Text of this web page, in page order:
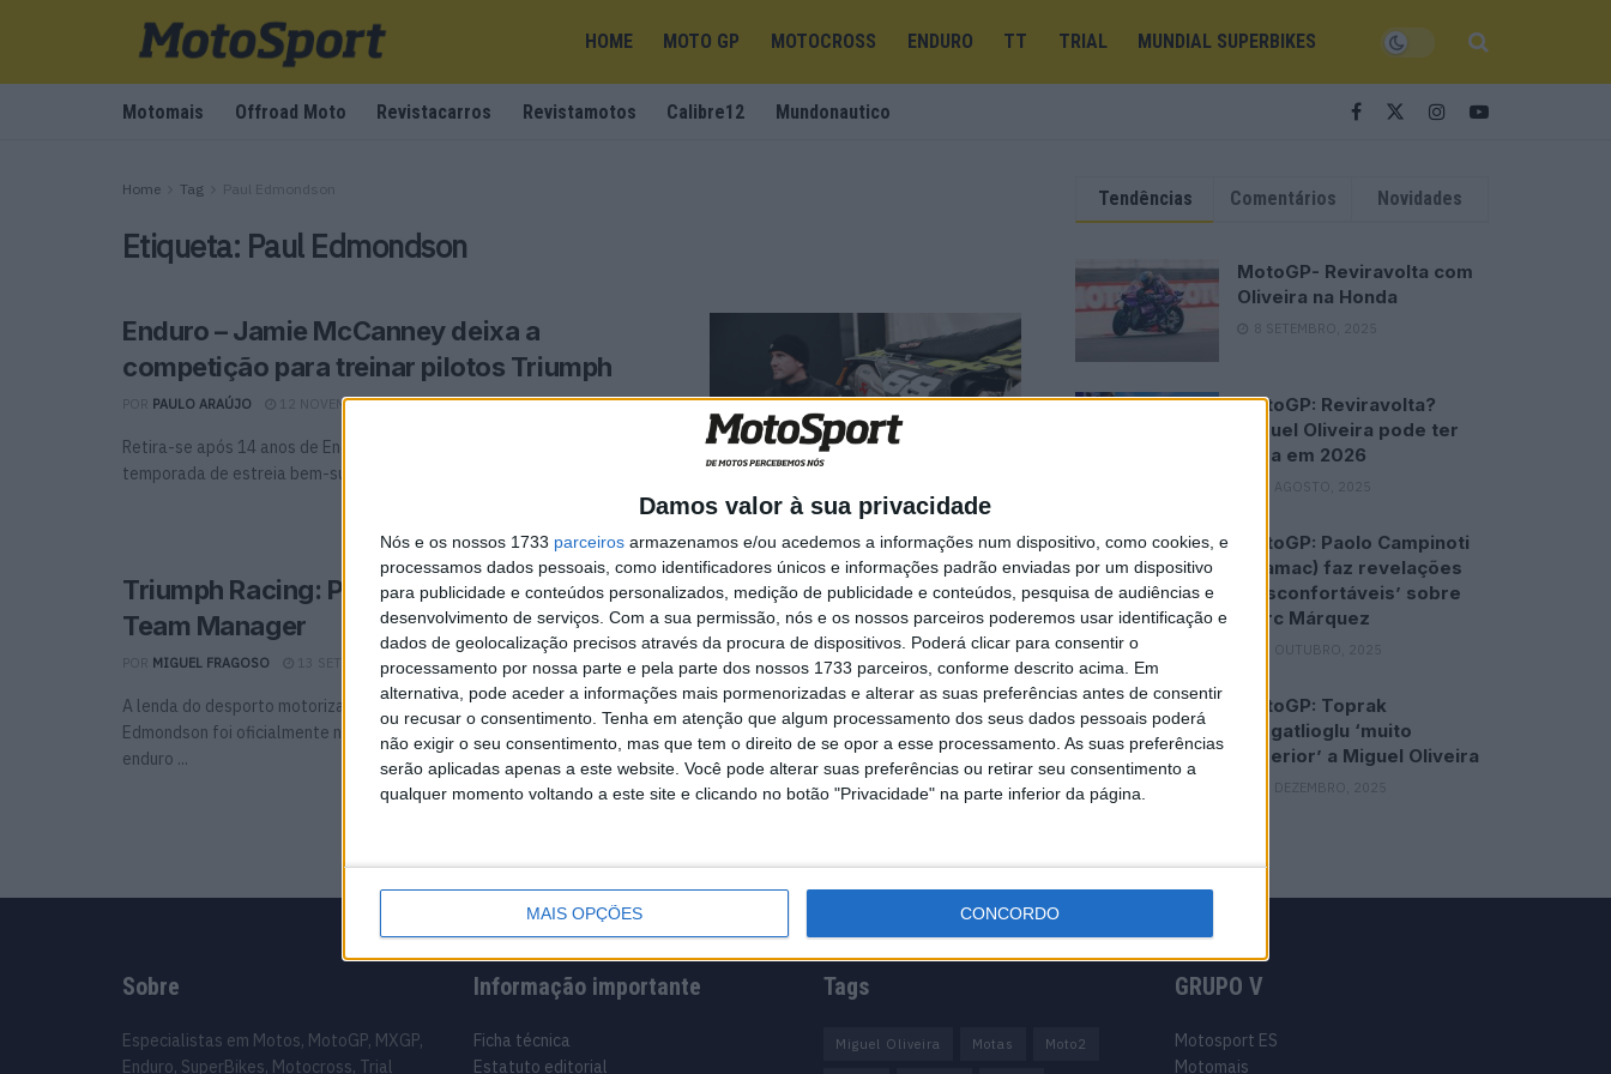
Damos valor à sua privacidade
Nós e os nossos 1733 parceiros armazenamos e/ou acedemos a informações num dispositivo, como cookies, e
processamos dados pessoais, como identificadores únicos e informações padrão enviadas por um dispositivo
para publicidade e conteúdos personalizados, medição de publicidade e conteúdos, pesquisa de audiências e
desenvolvimento de serviços. Com a sua permissão, nós e os nossos parceiros poderemos usar identificação e
dados de geolocalização precisos através da procura de dispositivos. Poderá clicar para consentir o
processamento por nossa parte e pela parte dos nossos 1733 parceiros, conforme descrito acima. Em
alternativa, pode aceder a informações mais pormenorizadas e alterar as suas preferências antes de consentir
ou recusar o consentimento. Tenha em atenção que algum processamento dos seus dados pessoais poderá
não exigir o seu consentimento, mas que tem o direito de se opor a esse processamento. As suas preferências
serão aplicadas apenas a este website. Você pode alterar suas preferências ou retirar seu consentimento a
qualquer momento voltando a este site e clicando no botão "Privacidade" na parte inferior da página.
MAIS OPÇÕES CONCORDO
HOME MOTO GP MOTOCROSS ENDURO TT TRIAL MUNDIAL SUPERBIKES
Motomais Offroad Moto Revistacarros Revistamotos Calibre12 Mundonautico
Home Tag Paul Edmondson
Etiqueta: Paul Edmondson
Enduro – Jamie McCanney deixa a
competição para treinar pilotos Triumph
PAULO ARAÚJO 12 NOVEMBRO, 2025 0
Retira-se após 14 anos de Enduro para papel de coach Após uma
temporada de estreia bem-sucedida com a equipa Triumph ...
Triumph Racing: Paul Edmondson nomeado
Team Manager
MIGUEL FRAGOSO 13 SETEMBRO, 2024 0
A lenda do desporto motorizado e antigo campeão mundial Paul
Edmondson foi oficialmente nomeado Team Manager do programa de
enduro ...
Tendências Comentários Novidades
MotoGP- Reviravolta com
Oliveira na Honda
8 SETEMBRO, 2025
MotoGP: Reviravolta?
Miguel Oliveira pode ter
vaga em 2026
28 AGOSTO, 2025
MotoGP: Paolo Campinoti
(Pramac) faz revelações
‘desconfortáveis’ sobre
Marc Márquez
16 OUTUBRO, 2025
MotoGP: Toprak
Razgatlioglu ‘muito
superior’ a Miguel Oliveira
Sobre
Especialistas em Motos, MotoGP, MXGP,
Enduro, SuperBikes, Motocross, Trial
Informação importante
Ficha técnica
Estatuto editorial
Tags
Miguel Oliveira Motas Moto2
GRUPO V
Motosport ES
Motomais